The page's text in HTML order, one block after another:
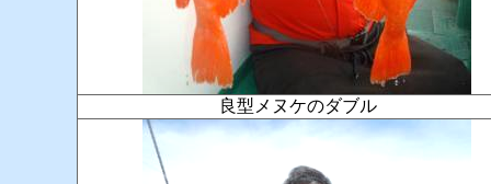
良型メヌケのダブル